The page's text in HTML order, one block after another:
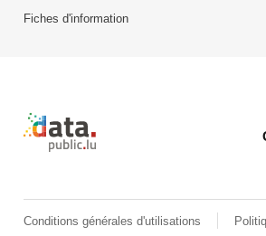
Fiches d'information
Retour à l'accueil de data.public.lu
Conditions générales d'utilisations